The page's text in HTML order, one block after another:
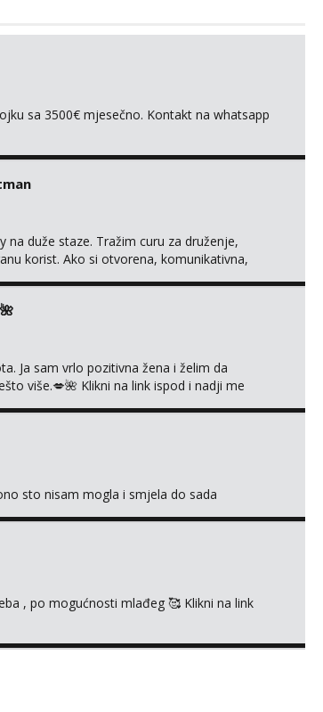
sa 3500€ mjesečno. Kontakt na whatsapp
duže staze. Tražim curu za druženje,
korist. Ako si otvorena, komunikativna,
Ja sam vrlo pozitivna žena i želim da
više.💋🌺 Klikni na link ispod i nadji me
sto nisam mogla i smjela do sada
, po mogućnosti mlađeg 🥰 Klikni na link